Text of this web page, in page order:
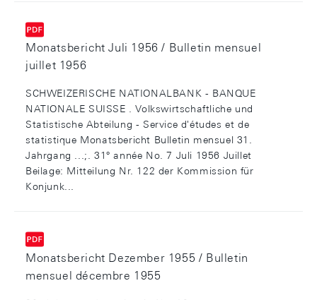
Monatsbericht Juli 1956 / Bulletin mensuel
juillet 1956
SCHWEIZERISCHE NATIONALBANK - BANQUE
NATIONALE SUISSE . Volkswirtschaftliche und
Statistische Abteilung - Service d'études et de
statistique Monatsbericht Bulletin mensuel 31.
Jahrgang ...;. 31° année No. 7 Juli 1956 Juillet
Beilage: Mitteilung Nr. 122 der Kommission für
Konjunk...
Monatsbericht Dezember 1955 / Bulletin
mensuel décembre 1955